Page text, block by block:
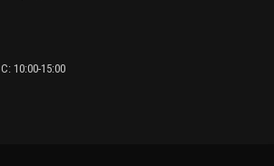
10:00-15:00